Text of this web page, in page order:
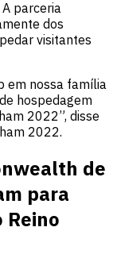
parceria
dos
visitantes
em nossa família
hospedagem
2022”, disse
2022.
de
para